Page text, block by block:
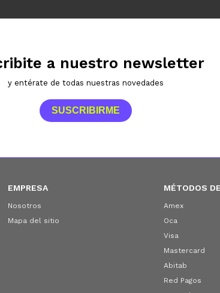
EMPRESA
Nosotros
Mapa del sitio
MÉTODOS
Amex
Oca
Visa
Mastercard
Abitab
Red Pagos
a nuestro newsletter
y entérate de todas nuestras novedades
SUSCRIBIRME